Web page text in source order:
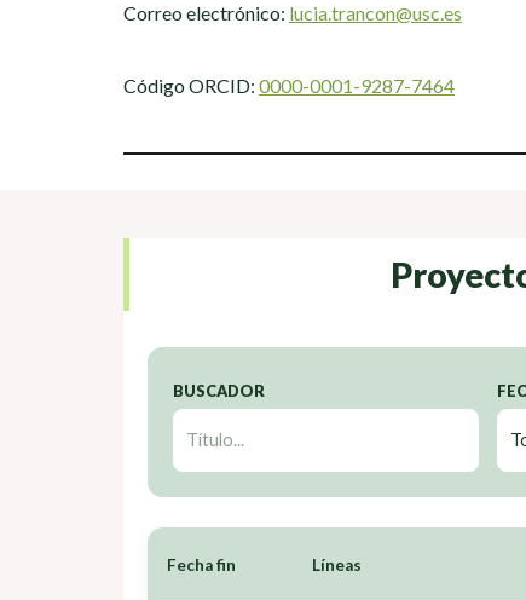
Correo electrónico: lucia.trancon@usc.es
Código ORCID: 0000-0001-9287-7464
BUSCADOR
Fecha fin Líneas